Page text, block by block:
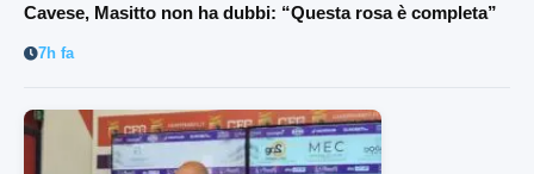
Cavese, Masitto non ha dubbi: “Questa rosa è completa”
7h fa